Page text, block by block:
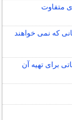
متفاوت
که نمی خواهند
برای تهیه آن